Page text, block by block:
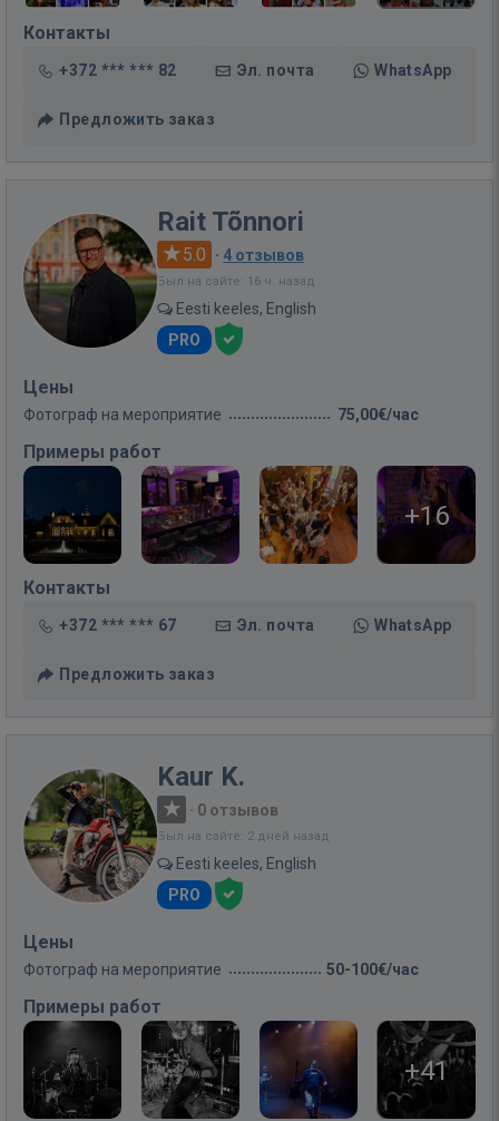
Контакты
+372 *** *** 82 Эл. почта WhatsApp
Предложить заказ
Rait Tõnnori
5.0 · 4 отзывов
Был на сайте: 16 ч. назад
Eesti keeles, English
PRO
Цены
Фотограф на мероприятие 75,00€/час
Примеры работ
+16
Контакты
+372 *** *** 67 Эл. почта WhatsApp
Предложить заказ
Kaur K.
· 0 отзывов
Был на сайте: 2 дней назад
Eesti keeles, English
PRO
Цены
Фотограф на мероприятие 50-100€/час
Примеры работ
+41